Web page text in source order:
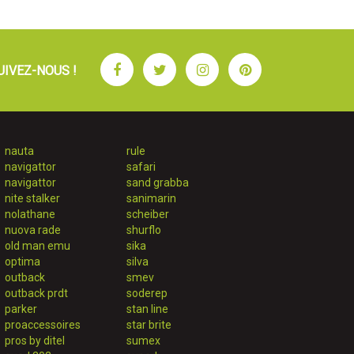
NOUS ! FacebookTwitterInstagramPinterest
nauta
navigattor
navigattor
nite stalker
nolathane
nuova rade
old man emu
optima
outback
outback prdt
parker
proaccessoires
pros by ditel
rule
safari
sand grabba
sanimarin
scheiber
shurflo
sika
silva
smev
soderep
stan line
star brite
sumex